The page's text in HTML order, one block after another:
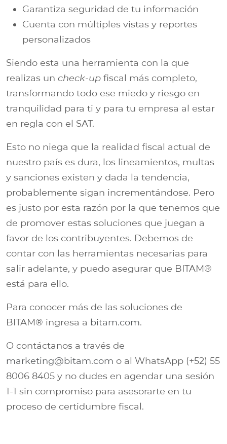
Garantiza seguridad de tu información
Cuenta con múltiples vistas y reportes
personalizados
Siendo esta una herramienta con la que
realizas un check-up fiscal más completo,
transformando todo ese miedo y riesgo en
tranquilidad para ti y para tu empresa al estar
en regla con el SAT.
Esto no niega que la realidad fiscal actual de
nuestro país es dura, los lineamientos, multas
y sanciones existen y dada la tendencia,
probablemente sigan incrementándose. Pero
es justo por esta razón por la que tenemos que
de promover estas soluciones que juegan a
favor de los contribuyentes. Debemos de
contar con las herramientas necesarias para
salir adelante, y puedo asegurar que BITAM®
está para ello.
Para conocer más de las soluciones de
BITAM® ingresa a bitam.com.
O contáctanos a través de
marketing@bitam.com o al WhatsApp (+52) 55
8006 8405 y no dudes en agendar una sesión
1-1 sin compromiso para asesorarte en tu
proceso de certidumbre fiscal.